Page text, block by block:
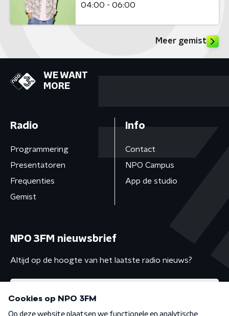
04:00 - 06:00
Meer gemist
WE WANT
MORE
Radio
Programmering
Presentatoren
Frequenties
Gemist
Info
Contact
NPO Campus
App de studio
NPO 3FM nieuwsbrief
Altijd op de hoogte van het laatste radio nieuws?